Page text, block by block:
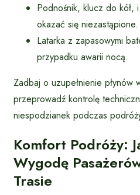
Podnośnik, klucz do kół,
okazać się niezastąpione.
Latarka z zapasowymi
przypadku awarii nocą.
Zadbaj o uzupełnienie płynów
przeprowadź kontrolę
niespodzianek podczas
Komfort Podróży:
Wygodę
Trasie